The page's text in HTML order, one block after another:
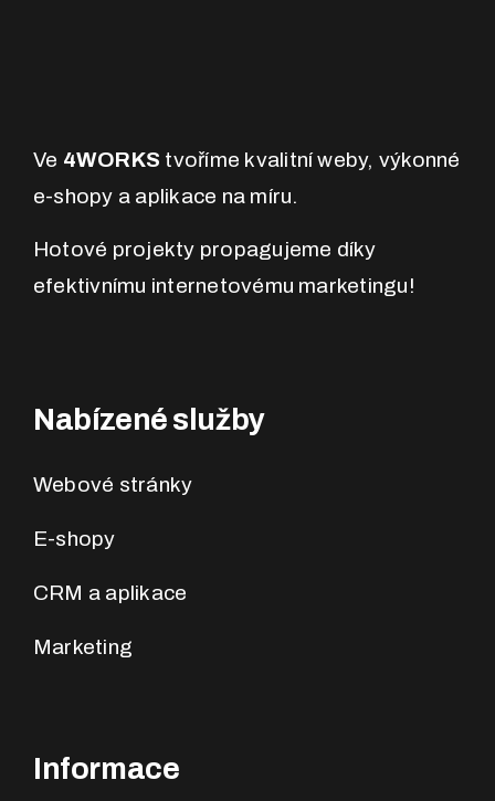
Ve 4WORKS tvoříme kvalitní weby, výkonné
e-shopy a aplikace na míru.
Hotové projekty propagujeme díky
efektivnímu internetovému marketingu!
Nabízené služby
Webové stránky
E-shopy
CRM a aplikace
Marketing
Informace